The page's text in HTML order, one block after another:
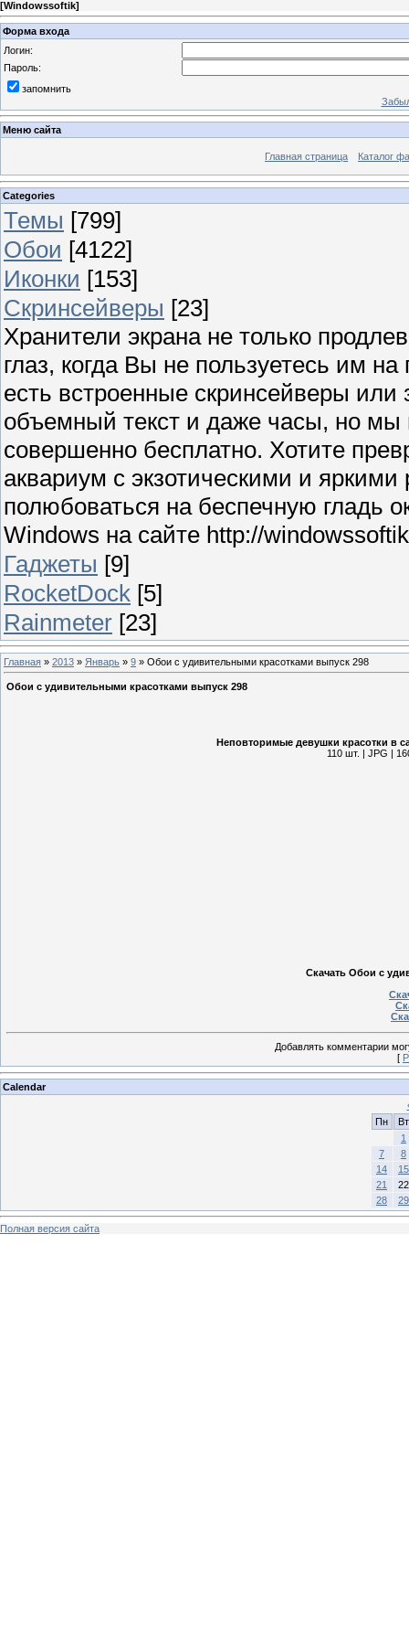
[Windowssoftik]
Форма входа
Логин:
Пароль:
запомнить
Меню сайта
Главная страница Каталог
Categories
Темы [799]
Обои [4122]
Иконки [153]
Скринсейверы [23]
Хранители экрана не только
глаз, когда Вы не пользуетесь им
есть встроенные скринсейверы или
объемный текст и даже часы, но мы
совершенно бесплатно. Хотите
аквариум с экзотическими и
полюбоваться на беспечную гладь
Windows на сайте http://
Гаджеты [9]
RocketDock [5]
Rainmeter [23]
Главная » 2013 » Январь » 9 » Обои с удивительными красотками выпуск 298
Обои с удивительными красотками выпуск 298
Неповторимые девушки красотки в
110 шт. | JPG |
Скачать Обои с
Добавлять комментарии
[
Calendar
Пн
Вт
1
7
8
14
15
21
22
28
29
Полная версия сайта